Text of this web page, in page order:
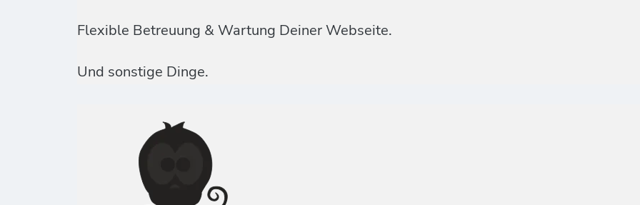
Flexible Betreuung & Wartung Deiner Webseite.
Und sonstige Dinge.